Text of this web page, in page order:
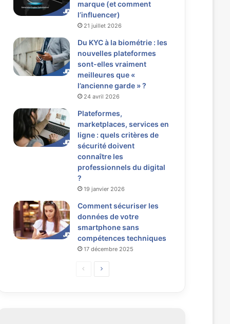
marque (et comment
l’influencer)
21 juillet 2026
Du KYC à la biométrie : les
nouvelles plateformes
sont-elles vraiment
meilleures que «
l’ancienne garde » ?
24 avril 2026
Plateformes,
marketplaces, services en
ligne : quels critères de
sécurité doivent
connaître les
professionnels du digital
?
19 janvier 2026
Comment sécuriser les
données de votre
smartphone sans
compétences techniques
17 décembre 2025
P